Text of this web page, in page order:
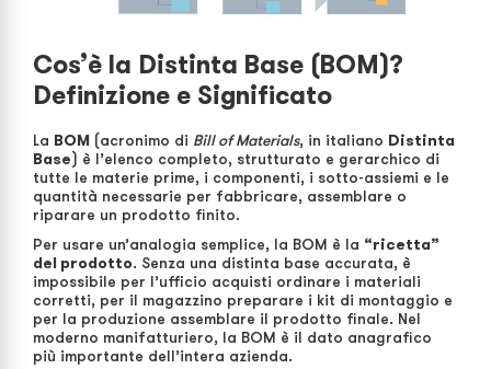
Cos’è la Distinta Base (BOM)?
Definizione e Significato
La BOM (acronimo di Bill of Materials, in italiano Distinta
Base) è l’elenco completo, strutturato e gerarchico di
tutte le materie prime, i componenti, i sotto-assiemi e le
quantità necessarie per fabbricare, assemblare o
riparare un prodotto finito.
Per usare un’analogia semplice, la BOM è la “ricetta”
del prodotto. Senza una distinta base accurata, è
impossibile per l’ufficio acquisti ordinare i materiali
corretti, per il magazzino preparare i kit di montaggio e
per la produzione assemblare il prodotto finale. Nel
moderno manifatturiero, la BOM è il dato anagrafico
più importante dell’intera azienda.